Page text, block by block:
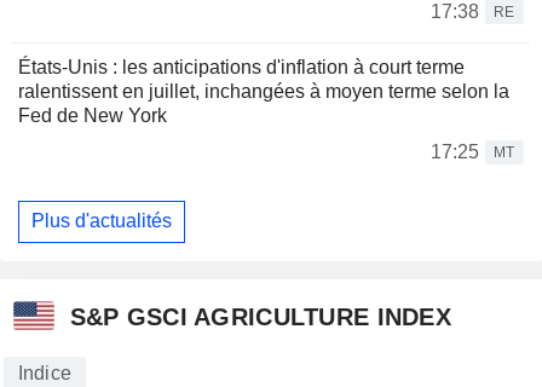
17:38 RE
États-Unis : les anticipations d'inflation à court terme
ralentissent en juillet, inchangées à moyen terme selon la
Fed de New York
17:25
MT
Plus d'actualités
S&P GSCI AGRICULTURE INDEX
Indice